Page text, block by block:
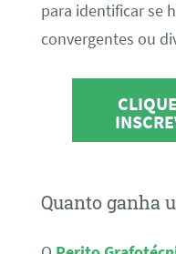
para identificar se
convergentes ou
Quanto ganha